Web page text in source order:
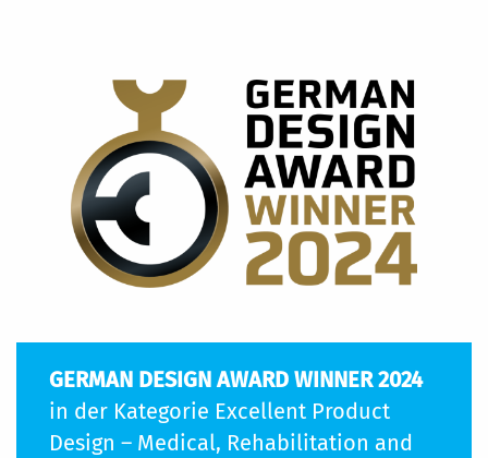
GERMAN DESIGN AWARD WINNER 2024
in der Kategorie Excellent Product
Design – Medical, Rehabilitation and